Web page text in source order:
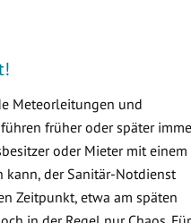
Meteorleitungen und
früher oder später
oder Mieter mit einem
der Sanitär-Notdienst
Zeitpunkt, etwa am späten